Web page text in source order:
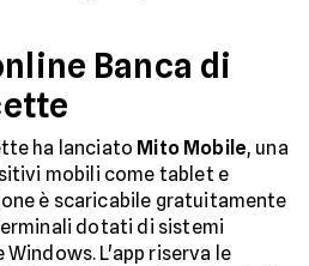
Banca di
ha lanciato Mito Mobile, una
mobili come tablet e
è scaricabile gratuitamente
dotati di sistemi
L'app riserva le